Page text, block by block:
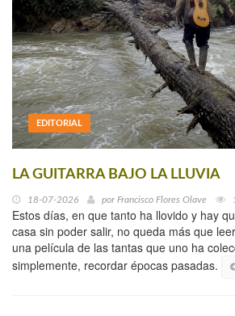
EDITORIAL
LA GUITARRA BAJO LA LLUVIA
18-07-2026 por Francisco Flores Olave
Estos días, en que tanto ha llovido y hay
casa sin poder salir, no queda más que
una película de las tantas que uno ha
simplemente, recordar épocas pasadas.